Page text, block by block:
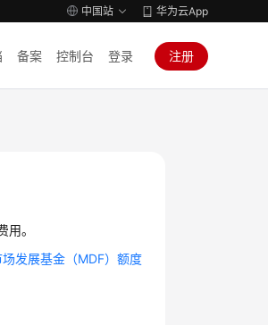
中国站 华为云App
备案 控制台 登录 注册
。
场发展基金（MDF）额度